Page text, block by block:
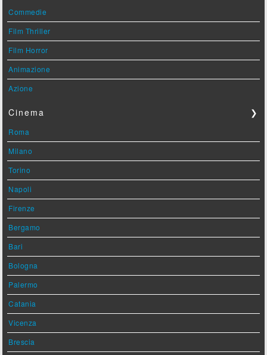
Commedie
Film Thriller
Film Horror
Animazione
Azione
Cinema ❯
Roma
Milano
Torino
Napoli
Firenze
Bergamo
Bari
Bologna
Palermo
Catania
Vicenza
Brescia